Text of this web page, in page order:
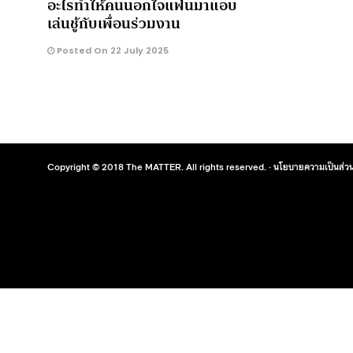
เล่นชู้กับเพื่อนร่วมงาน
Posted On 22 July 2025
Copyright © 2018 The MATTER. All rights reserved. ·นโยบายความเป็นส่ว